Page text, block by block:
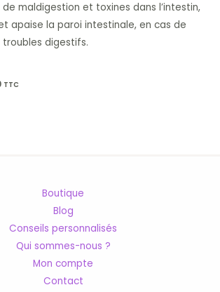
maldigestion et toxines dans l’intestin,
apaise la paroi intestinale, en cas de
troubles digestifs.
TTC
Boutique
Blog
Conseils personnalisés
Qui sommes-nous ?
Mon compte
Contact